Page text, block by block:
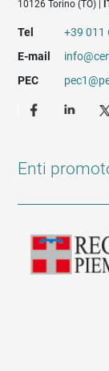
10126 Torino (TO) |
Tel
+39 011
E-mail
PEC
Enti